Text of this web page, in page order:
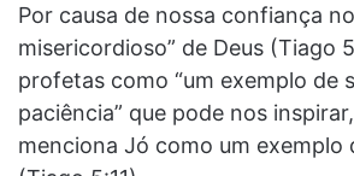
Por causa de nossa confiança
misericordioso” de Deus (Tiago
profetas como “um exemplo de
paciência” que pode nos
menciona Jó como um exemplo